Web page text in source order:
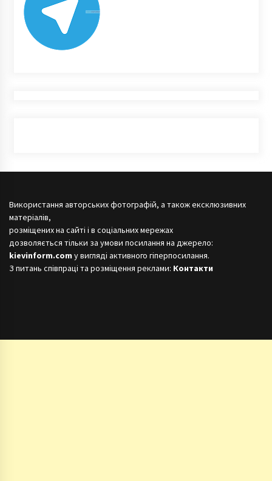
Використання авторських фотографій, а також ексклюзивних
матеріалів,
розміщених на сайті і в соціальних мережах
дозволяється тільки за умови посилання на джерело:
kievinform.com у вигляді активного гіперпосилання.
З питань співпраці та розміщення реклами: Контакти